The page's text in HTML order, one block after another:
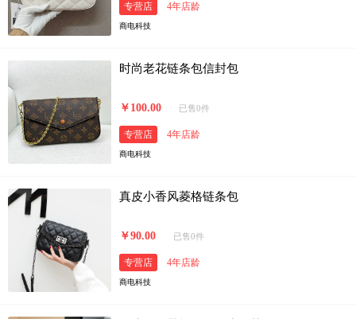
专营店 4年店龄
商电科技
时尚老花链条包信封包
￥100.00 已售0件
专营店 4年店龄
商电科技
真皮小香风菱格链条包
￥90.00 已售0件
专营店 4年店龄
商电科技